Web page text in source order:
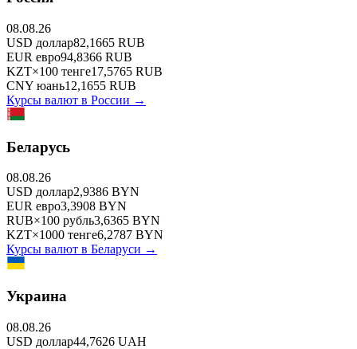
08.08.26
USD доллар82,1665 RUB
EUR евро94,8366 RUB
KZT×100 тенге17,5765 RUB
CNY юань12,1655 RUB
Курсы валют в России →
Беларусь
08.08.26
USD доллар2,9386 BYN
EUR евро3,3908 BYN
RUB×100 рубль3,6365 BYN
KZT×1000 тенге6,2787 BYN
Курсы валют в Беларуси →
Украина
08.08.26
USD доллар44,7626 UAH